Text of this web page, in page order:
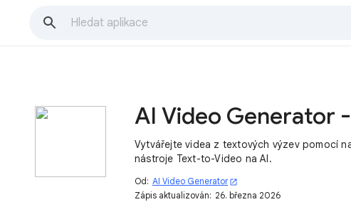
Vytvářejte videa z textových výzev pomocí
nástroje Text-to-Video na AI.
Od: AI Video Generator open_in_new
Zápis aktualizován: 26. března 2026